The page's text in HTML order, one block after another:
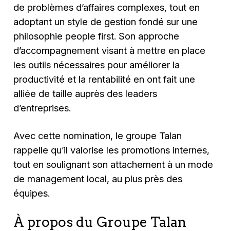
de problèmes d’affaires complexes, tout en
adoptant un style de gestion fondé sur une
philosophie people first. Son approche
d’accompagnement visant à mettre en place
les outils nécessaires pour améliorer la
productivité et la rentabilité en ont fait une
alliée de taille auprès des leaders
d’entreprises.
Avec cette nomination, le groupe Talan
rappelle qu’il valorise les promotions internes,
tout en soulignant son attachement à un mode
de management local, au plus près des
équipes.
À propos du Groupe Talan